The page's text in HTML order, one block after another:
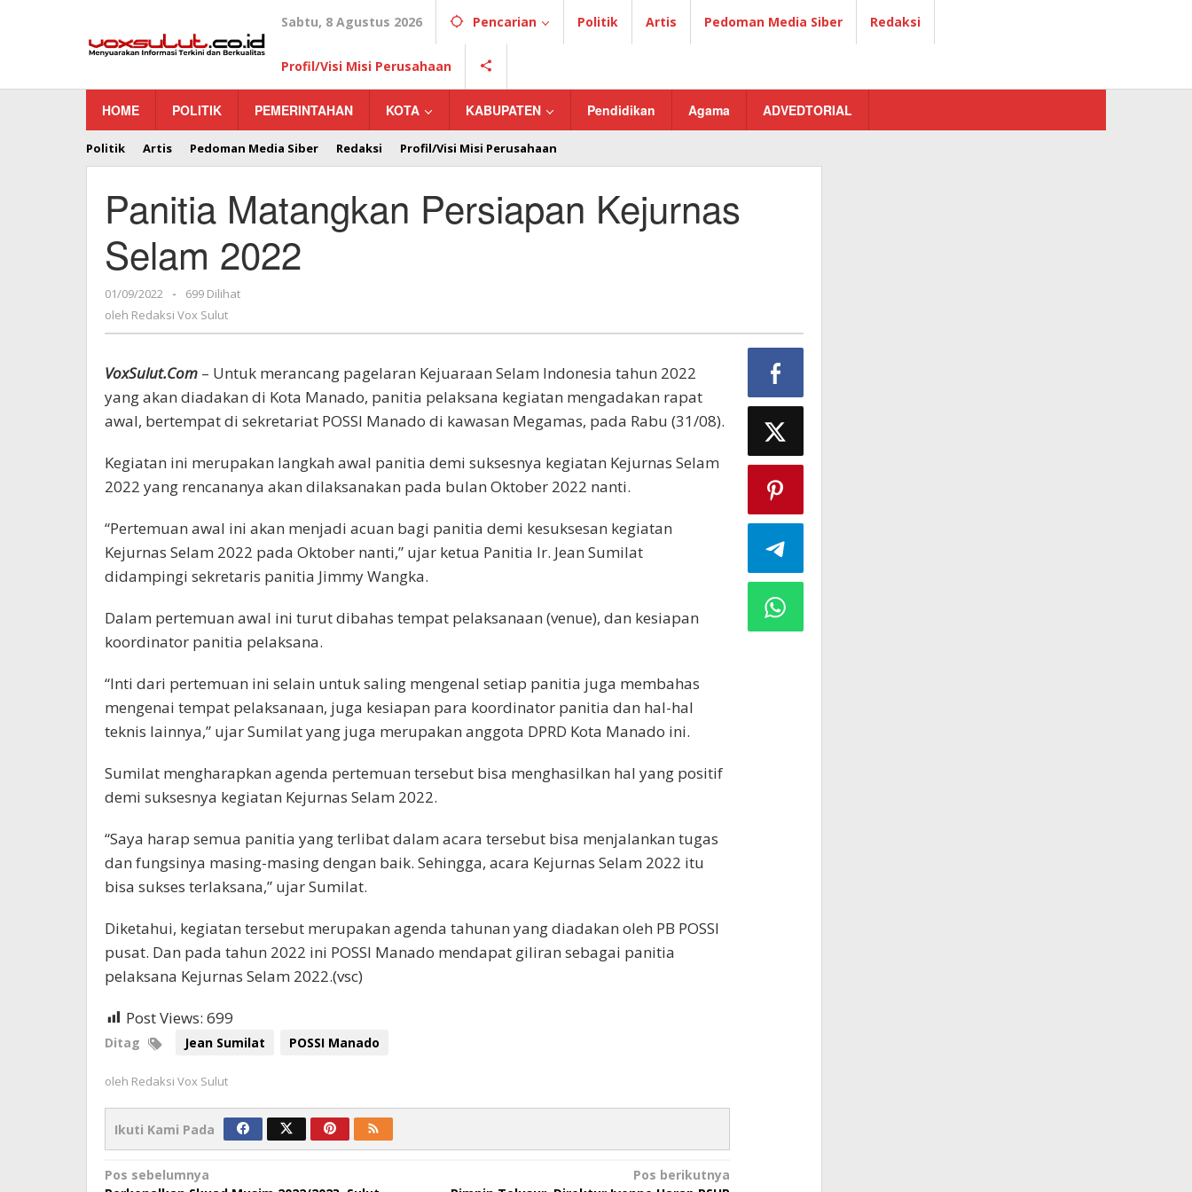
Sabtu, 8 Agustus 2026 Pencarian Politik Artis Pedoman Media Siber Redaksi
Profil/Visi Misi Perusahaan
HOME POLITIK PEMERINTAHAN KOTA KABUPATEN Pendidikan Agama ADVEDTORIAL
Politik Artis Pedoman Media Siber Redaksi Profil/Visi Misi Perusahaan
Panitia Matangkan Persiapan Kejurnas
Selam 2022
01/09/2022
oleh
Redaksi
-
699 Dilihat
oleh Redaksi Vox Sulut
VoxSulut.Com – Untuk merancang pagelaran Kejuaraan Selam Indonesia tahun 2022
yang akan diadakan di Kota Manado, panitia pelaksana kegiatan mengadakan rapat
awal, bertempat di sekretariat POSSI Manado di kawasan Megamas, pada Rabu (31/08).
Kegiatan ini merupakan langkah awal panitia demi suksesnya kegiatan Kejurnas Selam
2022 yang rencananya akan dilaksanakan pada bulan Oktober 2022 nanti.
“Pertemuan awal ini akan menjadi acuan bagi panitia demi kesuksesan kegiatan
Kejurnas Selam 2022 pada Oktober nanti,” ujar ketua Panitia Ir. Jean Sumilat
didampingi sekretaris panitia Jimmy Wangka.
Dalam pertemuan awal ini turut dibahas tempat pelaksanaan (venue), dan kesiapan
koordinator panitia pelaksana.
“Inti dari pertemuan ini selain untuk saling mengenal setiap panitia juga membahas
mengenai tempat pelaksanaan, juga kesiapan para koordinator panitia dan hal-hal
teknis lainnya,” ujar Sumilat yang juga merupakan anggota DPRD Kota Manado ini.
Sumilat mengharapkan agenda pertemuan tersebut bisa menghasilkan hal yang positif
demi suksesnya kegiatan Kejurnas Selam 2022.
“Saya harap semua panitia yang terlibat dalam acara tersebut bisa menjalankan tugas
dan fungsinya masing-masing dengan baik. Sehingga, acara Kejurnas Selam 2022 itu
bisa sukses terlaksana,” ujar Sumilat.
Diketahui, kegiatan tersebut merupakan agenda tahunan yang diadakan oleh PB POSSI
pusat. Dan pada tahun 2022 ini POSSI Manado mendapat giliran sebagai panitia
pelaksana Kejurnas Selam 2022.(vsc)
Post Views: 699
Ditag Jean Sumilat POSSI Manado
oleh Redaksi Vox Sulut
Ikuti Kami Pada
Navigasi
Pos sebelumnya
Pos berikutnya